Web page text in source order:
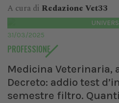
A cura di Redazione Vet33
31/03/2025
PROFESSIONE
Medicina Veterinaria,
Decreto: addio test
semestre filtro.